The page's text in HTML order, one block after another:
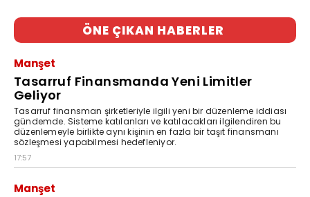
ÖNE ÇIKAN HABERLER
Manşet
Tasarruf Finansmanda Yeni Limitler
Geliyor
Tasarruf finansman şirketleriyle ilgili yeni bir düzenleme iddiası
gündemde. Sisteme katılanları ve katılacakları ilgilendiren bu
düzenlemeyle birlikte aynı kişinin en fazla bir taşıt finansmanı
sözleşmesi yapabilmesi hedefleniyor.
17:57
Manşet